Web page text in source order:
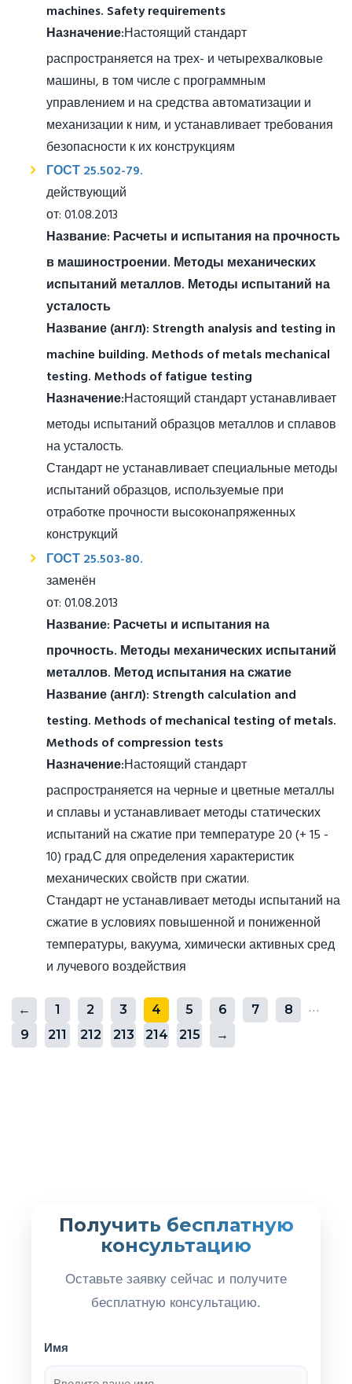
machines. Safety requirements
Назначение:Настоящий стандарт
распространяется на трех- и четырехвалковые
машины, в том числе с программным
управлением и на средства автоматизации и
механизации к ним, и устанавливает требования
безопасности к их конструкциям
ГОСТ 25.502-79.
действующий
от: 01.08.2013
Название: Расчеты и испытания на прочность
в машиностроении. Методы механических
испытаний металлов. Методы испытаний на
усталость
Название (англ): Strength analysis and testing in
machine building. Methods of metals mechanical
testing. Methods of fatigue testing
Назначение:Настоящий стандарт устанавливает
методы испытаний образцов металлов и сплавов
на усталость.
Стандарт не устанавливает специальные методы
испытаний образцов, используемые при
отработке прочности высоконапряженных
конструкций
ГОСТ 25.503-80.
заменён
от: 01.08.2013
Название: Расчеты и испытания на
прочность. Методы механических испытаний
металлов. Метод испытания на сжатие
Название (англ): Strength calculation and
testing. Methods of mechanical testing of metals.
Methods of compression tests
Назначение:Настоящий стандарт
распространяется на черные и цветные металлы
и сплавы и устанавливает методы статических
испытаний на сжатие при температуре 20 (+ 15 -
10) град.С для определения характеристик
механических свойств при сжатии.
Стандарт не устанавливает методы испытаний на
сжатие в условиях повышенной и пониженной
температуры, вакуума, химически активных сред
и лучевого воздействия
← 1 2 3 4 5 6 7
8
9
…
211 212 213 214 215 →
Получить бесплатную
консультацию
Оставьте заявку сейчас и получите
бесплатную консультацию.
Имя